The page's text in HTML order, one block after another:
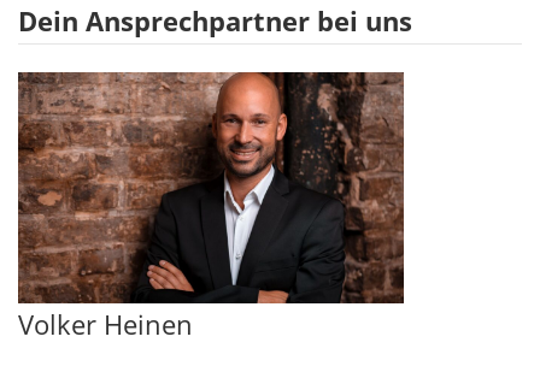
Dein Ansprechpartner bei uns
Volker Heinen